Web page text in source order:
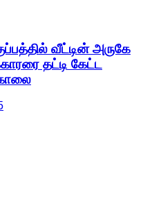
வீட்டின் அருகே
தட்டி கேட்ட